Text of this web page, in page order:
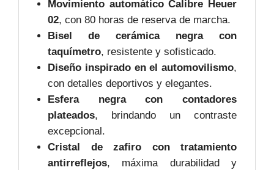
Movimiento automático Calibre Heuer
02, con 80 horas de reserva de marcha.
Bisel de cerámica negra con
taquímetro, resistente y sofisticado.
Diseño inspirado en el automovilismo,
con detalles deportivos y elegantes.
Esfera negra con contadores
plateados, brindando un contraste
excepcional.
Cristal de zafiro con tratamiento
antirreflejos, máxima durabilidad y